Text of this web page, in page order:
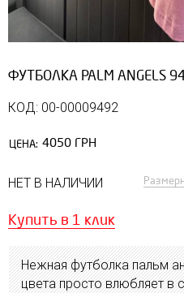
ФУТБОЛКА PALM ANGELS
КОД: 00-00009492
ЦЕНА: 4050 ГРН
НЕТ В НАЛИЧИИ
Купить в 1 клик
Нежная футболка пальм
цвета просто влюбляет в